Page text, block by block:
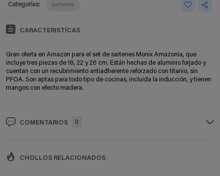
Categorías: Sartenes
CARACTERISTÍCAS
Gran oferta en Amazon para el set de sartenes Monix Amazonia, que
incluye tres piezas de 18, 22 y 26 cm. Están hechas de aluminio forjado y
cuentan con un recubrimiento antiadherente reforzado con titanio, sin
PFOA. Son aptas para todo tipo de cocinas, incluida la inducción, y tienen
mangos con efecto madera.
COMENTARIOS 0
CHOLLOS RELACIONADOS